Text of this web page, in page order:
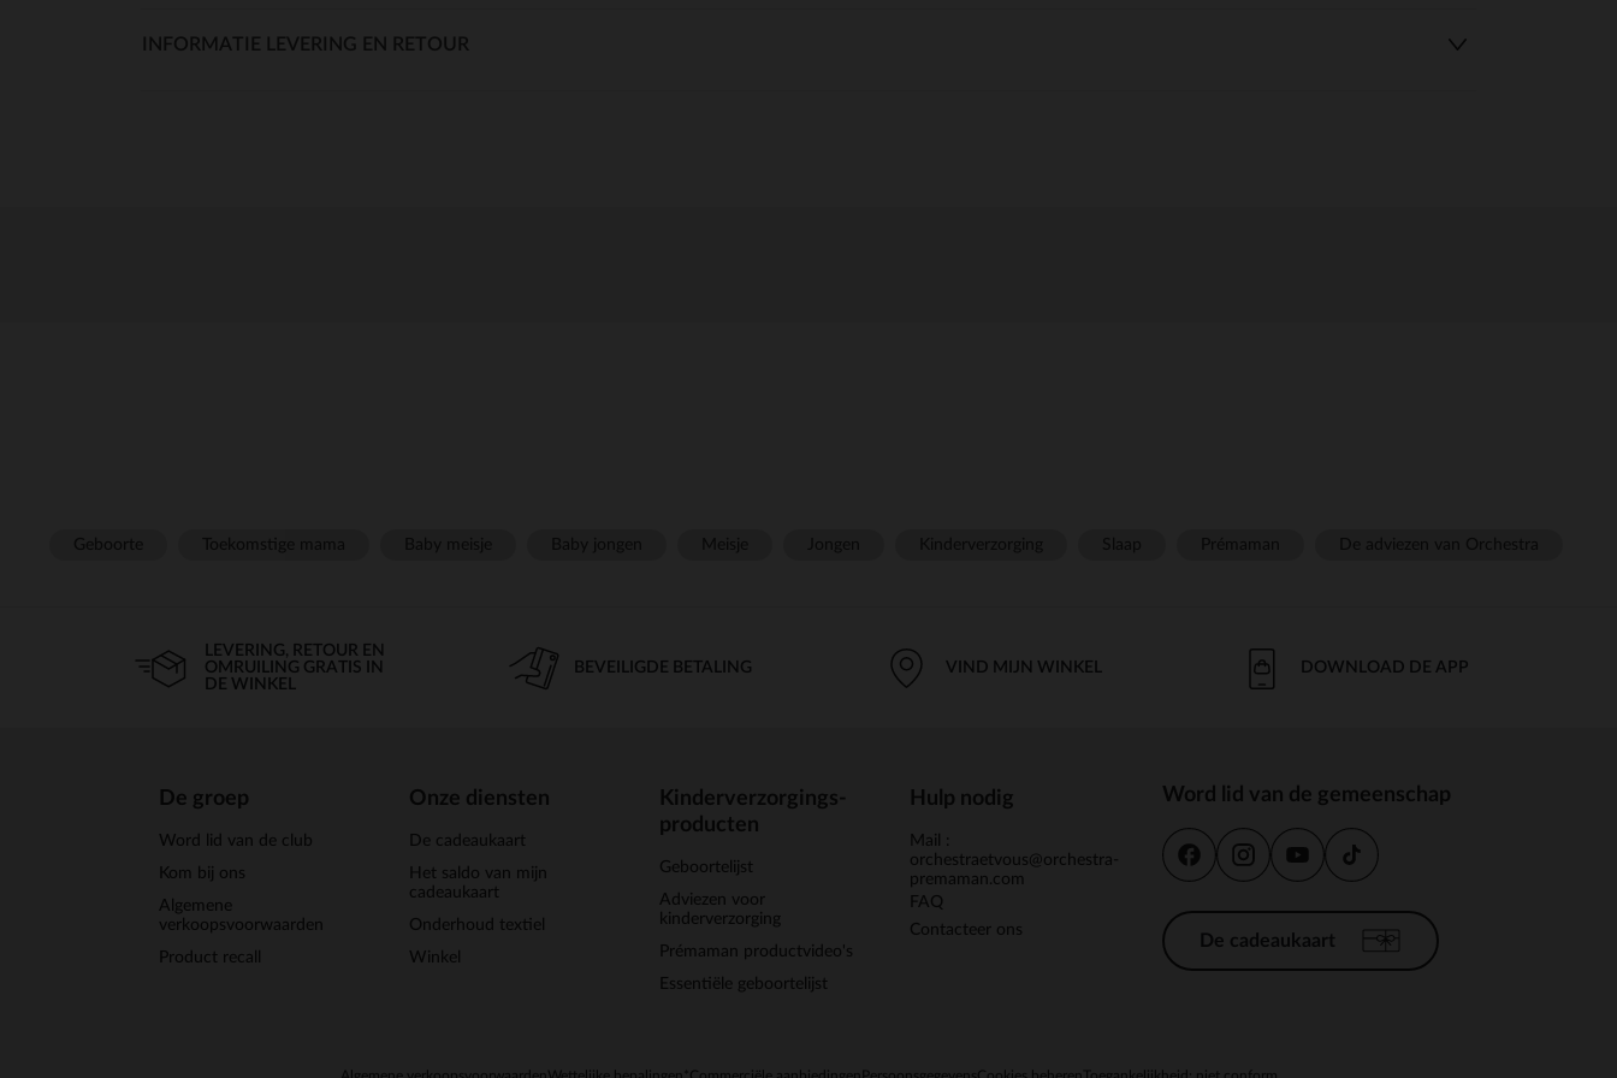
INFORMATIE LEVERING EN RETOUR
LEVERING, RETOUR EN
OMRUILING GRATIS IN
DE WINKEL
BEVEILIGDE BETALING VIND MIJN WINKEL DOWNLOAD DE APP
De groep
Word lid van de club
Kom bij ons
Algemene
verkoopsvoorwaarden
Product recall
Onze diensten
De cadeaukaart
Het saldo van mijn
cadeaukaart
Onderhoud textiel
Winkel
Kinderverzorgings-
producten
Geboortelijst
Adviezen voor
kinderverzorging
Prémaman productvideo's
Essentiële geboortelijst
Hulp nodig
Mail :
orchestraetvous@orchestra-
premaman.com
FAQ
Contacteer ons
Word lid van de gemeenschap
De cadeaukaart